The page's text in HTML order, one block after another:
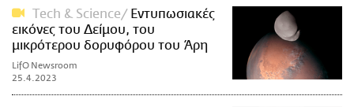
Τech & Science
Εντυπωσιακές
εικόνες του Δείμου, του
μικρότερου δορυφόρου του Άρη
LifO Newsroom
25.4.2023